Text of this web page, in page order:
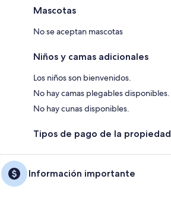
Mascotas
No se aceptan mascotas
Niños y camas adicionales
Los niños son bienvenidos.
No hay camas plegables disponibles.
No hay cunas disponibles.
Tipos de pago de la propiedad
Información importante